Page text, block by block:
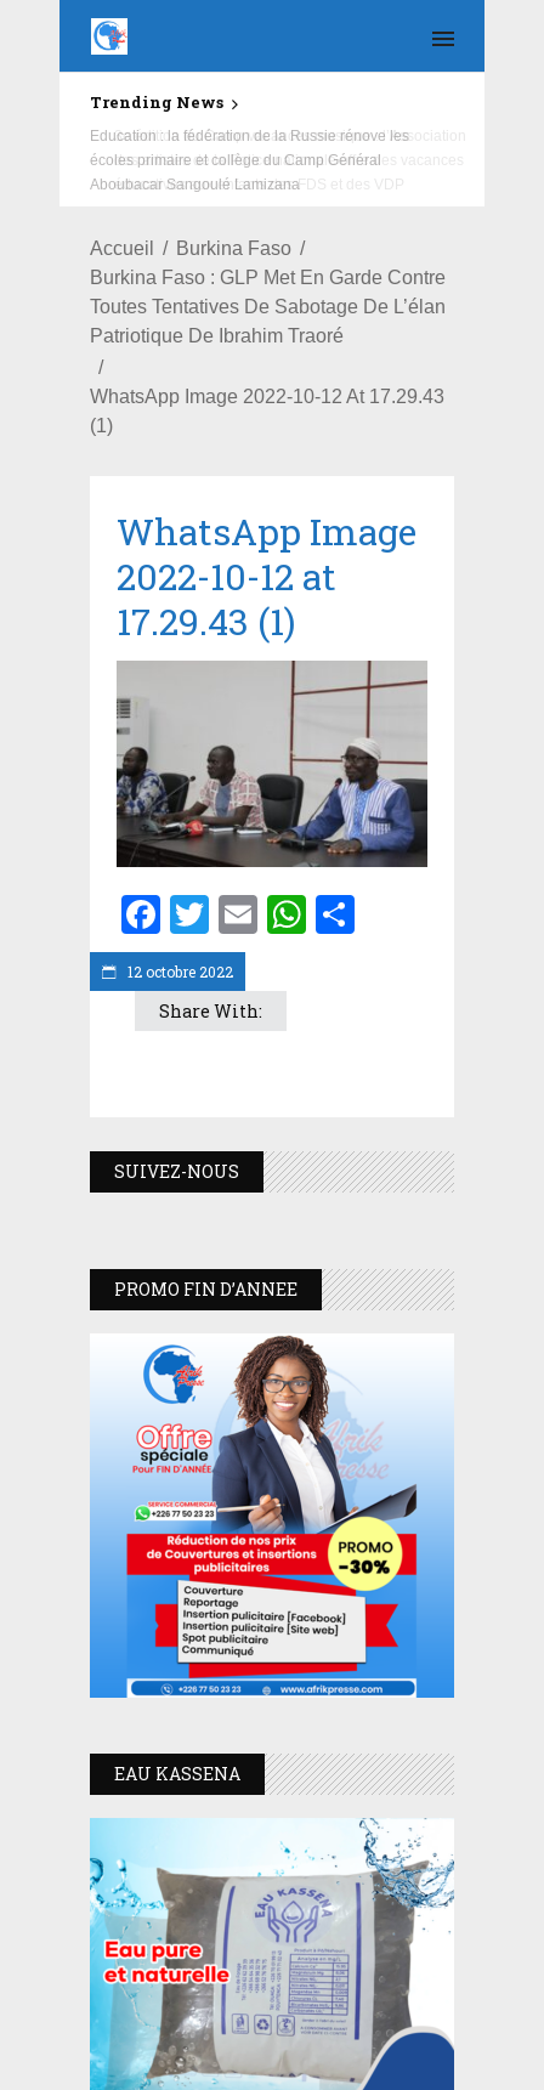
Trending News
Education : la fédération de la Russie rénove les
écoles primaire et collège du Camp Général
Aboubacar Sangoulé Lamizana
Accueil
Burkina Faso
Burkina Faso : GLP Met En Garde Contre
Toutes Tentatives De Sabotage De L’élan
Patriotique De Ibrahim Traoré
WhatsApp Image 2022-10-12 At 17.29.43
(1)
12 octobre 2022
WhatsApp Image
2022-10-12 at
17.29.43 (1)
Facebook
Twitter
EmailWhatsApp
Share With:
SUIVEZ-NOUS
PROMO FIN D’ANNEE
EAU KASSENA